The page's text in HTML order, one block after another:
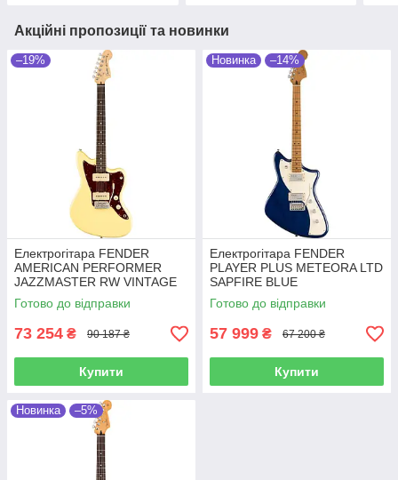
Акційні пропозиції та новинки
–19%
Електрогітара FENDER
AMERICAN PERFORMER
JAZZMASTER RW VINTAGE
WHITE
Готово до відправки
73 254 ₴ 90 187 ₴
Купити
Новинка –14%
Електрогітара FENDER
PLAYER PLUS METEORA LTD
SAPFIRE BLUE
TRANSPARENT
Готово до відправки
57 999 ₴ 67 200 ₴
Купити
Новинка –5%